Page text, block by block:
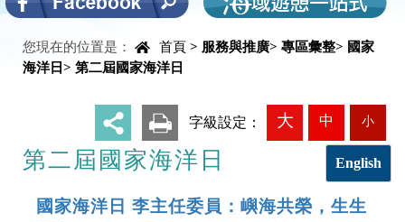
您現在的位置是： 首頁 > 服務與推廣> 專區彙整> 國家
海洋日> 第二屆國家海洋日
字級設定： 大 中 小
第二屆國家海洋日
中央內容區塊
English
國家海洋日 李主任委員：嶼海共榮，生生